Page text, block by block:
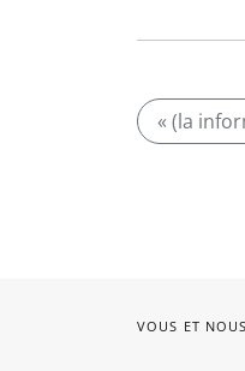
« (la
VOUS ET NOUS